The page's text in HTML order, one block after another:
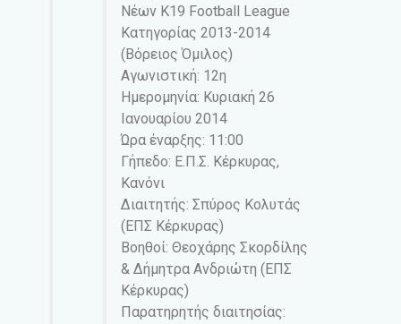
Νέων Κ19 Football League
Κατηγορίας 2013-2014
(Βόρειος Όμιλος)
Αγωνιστική: 12η
Ημερομηνία: Κυριακή 26
Ιανουαρίου 2014
Ώρα έναρξης: 11:00
Γήπεδο: Ε.Π.Σ. Κέρκυρας,
Κανόνι
Διαιτητής: Σπύρος Κολυτάς
(ΕΠΣ Κέρκυρας)
Βοηθοί: Θεοχάρης Σκορδίλης
& Δήμητρα Ανδριώτη (ΕΠΣ
Κέρκυρας)
Παρατηρητής διαιτησίας: